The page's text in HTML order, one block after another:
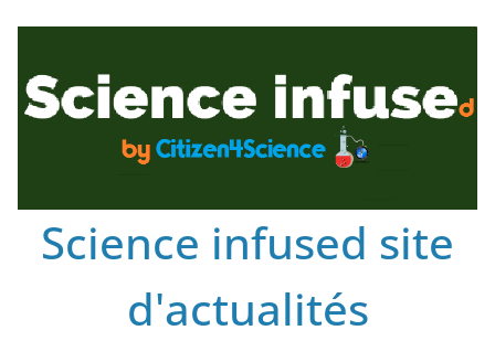
Science infused site
d'actualités